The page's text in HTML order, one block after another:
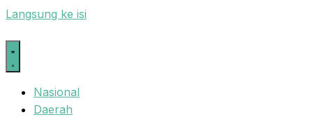
Langsung ke isi
Nasional
Daerah